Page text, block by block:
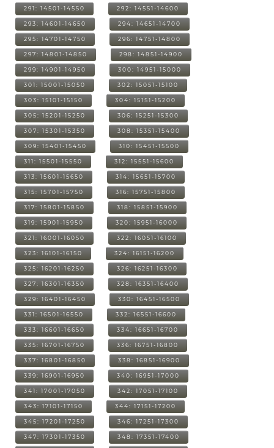
291: 14501-14550 292: 14551-14600
293: 14601-14650 294: 14651-14700
295: 14701-14750 296: 14751-14800
297: 14801-14850 298: 14851-14900
299: 14901-14950 300: 14951-15000
301: 15001-15050 302: 15051-15100
303: 15101-15150 304: 15151-15200
305: 15201-15250 306: 15251-15300
307: 15301-15350 308: 15351-15400
309: 15401-15450 310: 15451-15500
311: 15501-15550 312: 15551-15600
313: 15601-15650 314: 15651-15700
315: 15701-15750 316: 15751-15800
317: 15801-15850 318: 15851-15900
319: 15901-15950 320: 15951-16000
321: 16001-16050 322: 16051-16100
323: 16101-16150 324: 16151-16200
325: 16201-16250 326: 16251-16300
327: 16301-16350 328: 16351-16400
329: 16401-16450 330: 16451-16500
331: 16501-16550 332: 16551-16600
333: 16601-16650 334: 16651-16700
335: 16701-16750 336: 16751-16800
337: 16801-16850 338: 16851-16900
339: 16901-16950 340: 16951-17000
341: 17001-17050 342: 17051-17100
343: 17101-17150 344: 17151-17200
345: 17201-17250 346: 17251-17300
347: 17301-17350 348: 17351-17400